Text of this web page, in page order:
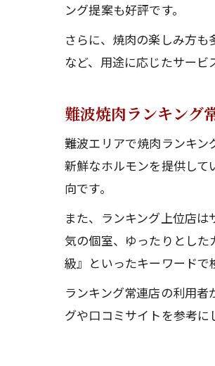
ング提案も好評です。
さらに、焼肉の楽しみ方
など、用途に応じたサービ
難波焼肉ランキング
難波エリアで焼肉ランキ
新鮮なホルモンを提供し
向です。
また、ランキング上位店
気の個室、ゆったりとし
級』といったキーワードで
ランキング常連店の利用
グや口コミサイトを参考に